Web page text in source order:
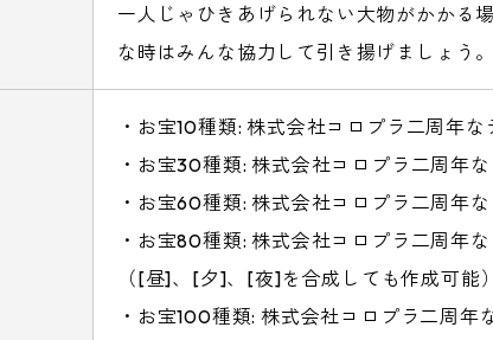
一人じゃひきあげられない大物がかかる
な時はみんな協力して引き揚げましょう。
・お宝10種類: 株式会社コロプラ二周年
・お宝30種類: 株式会社コロプラ二周年
・お宝60種類: 株式会社コロプラ二周年
・お宝80種類: 株式会社コロプラ二周年
（[昼]、[夕]、[夜]を合成しても作成可能）
・お宝100種類: 株式会社コロプラ二周年